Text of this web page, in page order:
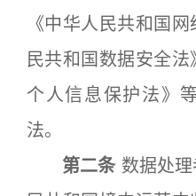
《中华人民共和国
民共和国数据安全
个人信息保护法》
法。
第二条 数据处